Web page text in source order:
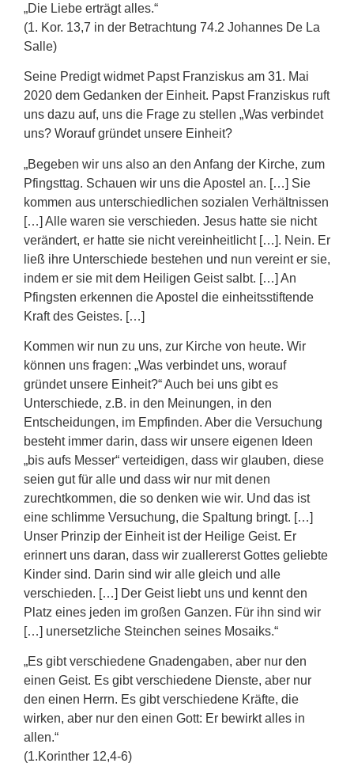
„Die Liebe erträgt alles.“
(1. Kor. 13,7 in der Betrachtung 74.2 Johannes De La
Salle)
Seine Predigt widmet Papst Franziskus am 31. Mai
2020 dem Gedanken der Einheit. Papst Franziskus ruft
uns dazu auf, uns die Frage zu stellen „Was verbindet
uns? Worauf gründet unsere Einheit?
„Begeben wir uns also an den Anfang der Kirche, zum
Pfingsttag. Schauen wir uns die Apostel an. […] Sie
kommen aus unterschiedlichen sozialen Verhältnissen
[…] Alle waren sie verschieden. Jesus hatte sie nicht
verändert, er hatte sie nicht vereinheitlicht […]. Nein. Er
ließ ihre Unterschiede bestehen und nun vereint er sie,
indem er sie mit dem Heiligen Geist salbt. […] An
Pfingsten erkennen die Apostel die einheitsstiftende
Kraft des Geistes. […]
Kommen wir nun zu uns, zur Kirche von heute. Wir
können uns fragen: „Was verbindet uns, worauf
gründet unsere Einheit?“ Auch bei uns gibt es
Unterschiede, z.B. in den Meinungen, in den
Entscheidungen, im Empfinden. Aber die Versuchung
besteht immer darin, dass wir unsere eigenen Ideen
„bis aufs Messer“ verteidigen, dass wir glauben, diese
seien gut für alle und dass wir nur mit denen
zurechtkommen, die so denken wie wir. Und das ist
eine schlimme Versuchung, die Spaltung bringt. […]
Unser Prinzip der Einheit ist der Heilige Geist. Er
erinnert uns daran, dass wir zuallererst Gottes geliebte
Kinder sind. Darin sind wir alle gleich und alle
verschieden. […] Der Geist liebt uns und kennt den
Platz eines jeden im großen Ganzen. Für ihn sind wir
[…] unersetzliche Steinchen seines Mosaiks.“
„Es gibt verschiedene Gnadengaben, aber nur den
einen Geist. Es gibt verschiedene Dienste, aber nur
den einen Herrn. Es gibt verschiedene Kräfte, die
wirken, aber nur den einen Gott: Er bewirkt alles in
allen.“
(1.Korinther 12,4-6)